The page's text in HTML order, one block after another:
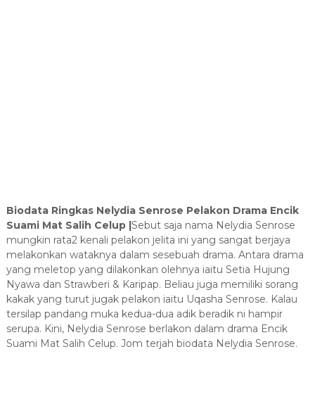
Biodata Ringkas Nelydia Senrose Pelakon Drama Encik
Suami Mat Salih Celup |Sebut saja nama Nelydia Senrose
mungkin rata2 kenali pelakon jelita ini yang sangat berjaya
melakonkan wataknya dalam sesebuah drama. Antara drama
yang meletop yang dilakonkan olehnya iaitu Setia Hujung
Nyawa dan Strawberi & Karipap. Beliau juga memiliki sorang
kakak yang turut jugak pelakon iaitu Uqasha Senrose. Kalau
tersilap pandang muka kedua-dua adik beradik ni hampir
serupa. Kini, Nelydia Senrose berlakon dalam drama Encik
Suami Mat Salih Celup. Jom terjah biodata Nelydia Senrose.